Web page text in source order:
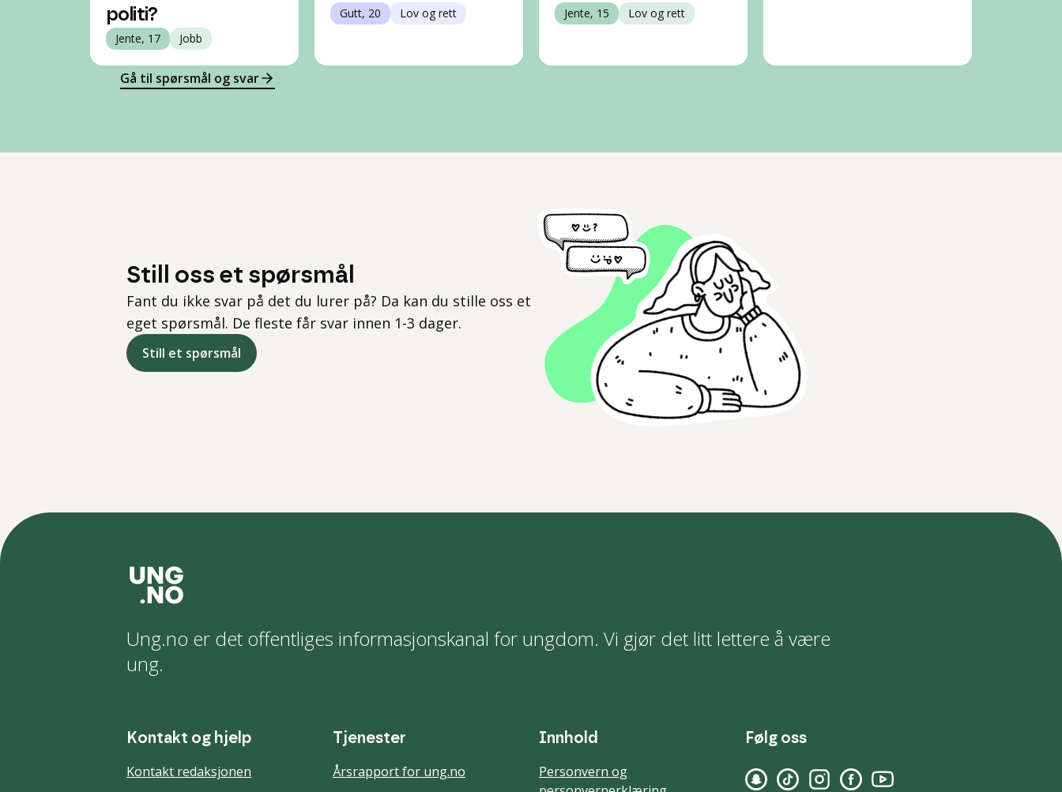
politi?
Jente, 17 Jobb
Gutt, 20 Lov og rett Jente, 15 Lov og rett
Gå til spørsmål og svar
Still oss et spørsmål
Fant du ikke svar på det du lurer på? Da kan du stille oss et
eget spørsmål. De fleste får svar innen 1-3 dager.
Still et spørsmål
Ung.no er det offentliges informasjonskanal for ungdom. Vi gjør det litt lettere å være
ung.
Kontakt og hjelp
Kontakt redaksjonen
Tjenester
Årsrapport for ung.no
Innhold
Personvern og
Følg oss